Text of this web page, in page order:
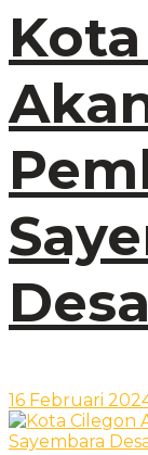
16 Februari